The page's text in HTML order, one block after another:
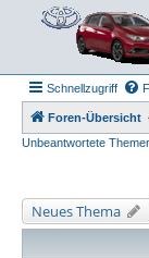
Schnellzugriff
Foren-Übersicht
Unbeantwortete
Neues Thema